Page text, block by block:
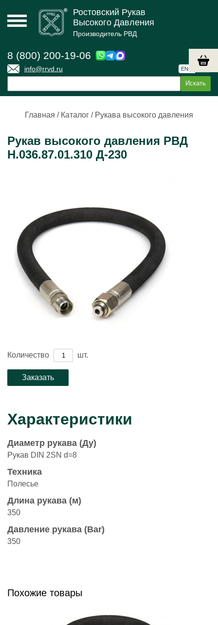
Ростовский Рукав
Высокого Давления
Производитель РВД
8 (800) 200-19-06
info@rrvd.ru ENG
Главная / Каталог / Рукава высокого давления
Рукав высокого давления РВД
Н.036.87.01.310 Д-230
Количество шт.
Характеристики
Диаметр рукава (Ду)
Рукав DIN 2SN d=8
Техника
Полесье
Длина рукава (м)
350
Давление рукава (Bar)
350
Похожие товары